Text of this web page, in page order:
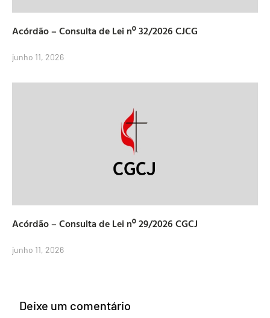
Acórdão – Consulta de Lei nº 32/2026 CJCG
junho 11, 2026
Acórdão – Consulta de Lei nº 29/2026 CGCJ
junho 11, 2026
Deixe um comentário